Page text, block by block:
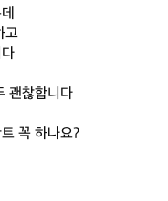
고
괜찮합니다
꼭 하나요?